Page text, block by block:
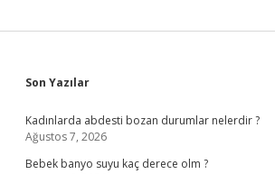
Sidebar
Son Yazılar
Kadınlarda abdesti bozan durumlar nelerdir ?
Ağustos 7, 2026
Bebek banyo suyu kaç derece olm ?